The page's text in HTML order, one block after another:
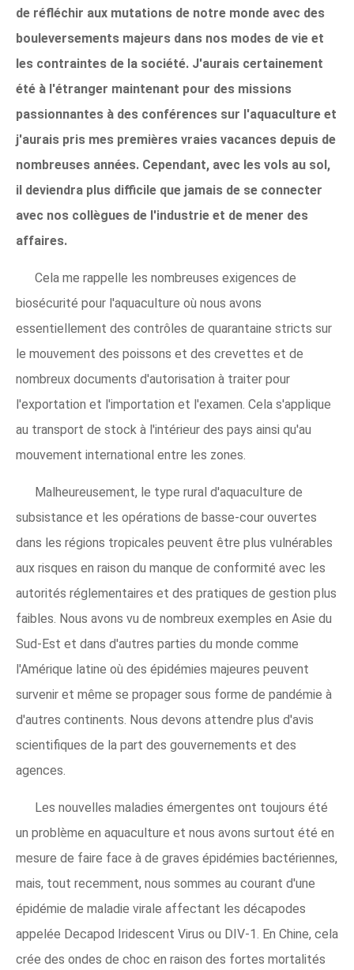
de réfléchir aux mutations de notre monde avec des
bouleversements majeurs dans nos modes de vie et
les contraintes de la société. J'aurais certainement
été à l'étranger maintenant pour des missions
passionnantes à des conférences sur l'aquaculture et
j'aurais pris mes premières vraies vacances depuis de
nombreuses années. Cependant, avec les vols au sol,
il deviendra plus difficile que jamais de se connecter
avec nos collègues de l'industrie et de mener des
affaires.
Cela me rappelle les nombreuses exigences de
biosécurité pour l'aquaculture où nous avons
essentiellement des contrôles de quarantaine stricts sur
le mouvement des poissons et des crevettes et de
nombreux documents d'autorisation à traiter pour
l'exportation et l'importation et l'examen. Cela s'applique
au transport de stock à l'intérieur des pays ainsi qu'au
mouvement international entre les zones.
Malheureusement, le type rural d'aquaculture de
subsistance et les opérations de basse-cour ouvertes
dans les régions tropicales peuvent être plus vulnérables
aux risques en raison du manque de conformité avec les
autorités réglementaires et des pratiques de gestion plus
faibles. Nous avons vu de nombreux exemples en Asie du
Sud-Est et dans d'autres parties du monde comme
l'Amérique latine où des épidémies majeures peuvent
survenir et même se propager sous forme de pandémie à
d'autres continents. Nous devons attendre plus d'avis
scientifiques de la part des gouvernements et des
agences.
Les nouvelles maladies émergentes ont toujours été
un problème en aquaculture et nous avons surtout été en
mesure de faire face à de graves épidémies bactériennes,
mais, tout recemment, nous sommes au courant d'une
épidémie de maladie virale affectant les décapodes
appelée Decapod Iridescent Virus ou DIV-1. En Chine, cela
crée des ondes de choc en raison des fortes mortalités